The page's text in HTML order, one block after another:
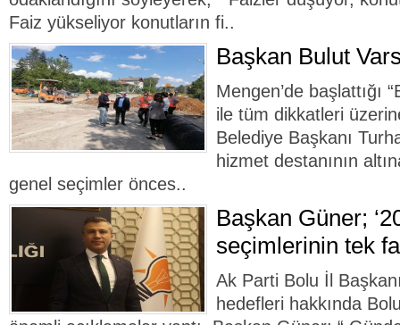
Faiz yükseliyor konutların fi..
Başkan Bulut
Mengen’de başlattığı
ile tüm dikkatleri
Belediye Başkanı
hizmet destanının
genel seçimler önces..
Başkan Güner;
seçimlerinin tek
Ak Parti Bolu İl
hedefleri hakkında